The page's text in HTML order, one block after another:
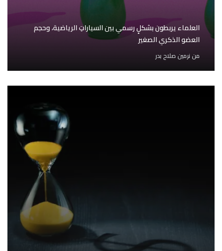
العلماء يربطون بشكلٍ رسمي بين السياراتِ الرياضية، وحجم
العضو الذكري الصغير
من نرمين صلاح بدر